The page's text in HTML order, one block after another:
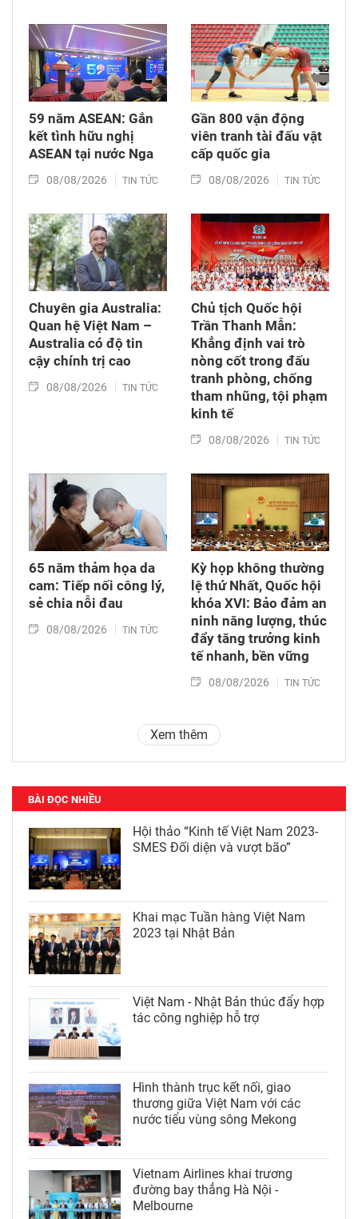
59 năm ASEAN: Gắn
kết tình hữu nghị
ASEAN tại nước Nga
08/08/2026 TIN TỨC
Gần 800 vận động
viên tranh tài đấu vật
cấp quốc gia
08/08/2026 TIN TỨC
Chuyên gia Australia:
Quan hệ Việt Nam –
Australia có độ tin
cậy chính trị cao
08/08/2026 TIN TỨC
Chủ tịch Quốc hội
Trần Thanh Mẫn:
Khẳng định vai trò
nòng cốt trong đấu
tranh phòng, chống
tham nhũng, tội phạm
kinh tế
08/08/2026 TIN TỨC
65 năm thảm họa da
cam: Tiếp nối công lý,
sẻ chia nỗi đau
08/08/2026 TIN TỨC
Kỳ họp không thường
lệ thứ Nhất, Quốc hội
khóa XVI: Bảo đảm an
ninh năng lượng, thúc
đẩy tăng trưởng kinh
tế nhanh, bền vững
08/08/2026 TIN TỨC
Xem thêm
BÀI ĐỌC NHIỀU
Hội thảo “Kinh tế Việt Nam 2023-
SMES Đối diện và vượt bão”
Khai mạc Tuần hàng Việt Nam
2023 tại Nhật Bản
Việt Nam - Nhật Bản thúc đẩy hợp
tác công nghiệp hỗ trợ
Hình thành trục kết nối, giao
thương giữa Việt Nam với các
nước tiểu vùng sông Mekong
Vietnam Airlines khai trương
đường bay thẳng Hà Nội -
Melbourne